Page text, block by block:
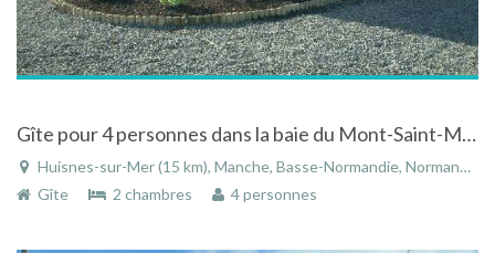
Gîte pour 4 personnes dans la baie du Mont-Saint-Michel
Huisnes-sur-Mer (15 km), Manche, Basse-Normandie, Normandie, France
Gîte
2 chambres 4 personnes